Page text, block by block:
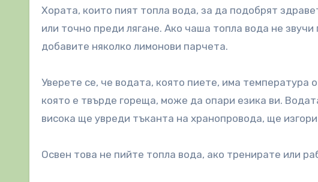
Хората, които пият топла вода, за да подобрят
или точно преди лягане. Ако чаша топла вода не
добавите няколко лимонови парчета.
Уверете се, че водата, която пиете, има температура
която е твърде гореща, може да опари езика ви.
висока ще увреди тъканта на хранопровода, ще
Освен това не пийте топла вода, ако тренирате или